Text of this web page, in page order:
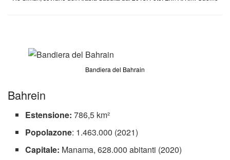
Bandiera del Bahrain
Bahrein
Estensione: 786,5 km²
Popolazone: 1.463.000 (2021)
Capitale: Manama, 628.000 abitanti (2020)